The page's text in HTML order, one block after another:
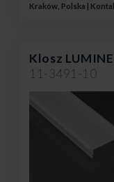
Kraków, Polska |
Klosz
11-3491-10